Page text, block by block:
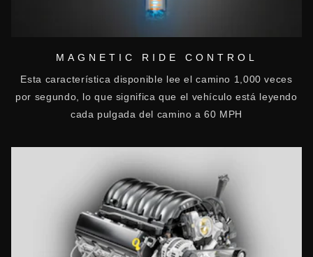
MAGNETIC RIDE CONTROL
Esta característica disponible lee el camino 1,000 veces
por segundo, lo que significa que el vehículo está leyendo
cada pulgada del camino a 60 MPH